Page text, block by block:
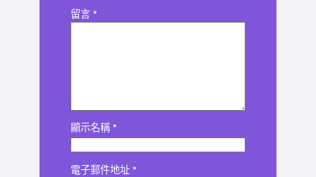
留言 *
顯示名稱 *
電子郵件地址 *